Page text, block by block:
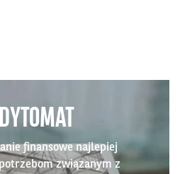
finansowe najlepiej
związanym z